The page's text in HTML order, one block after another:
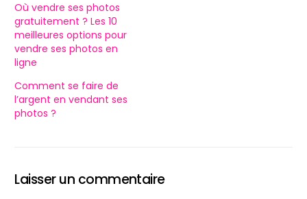
Où vendre ses photos
gratuitement ? Les 10
meilleures options pour
vendre ses photos en
ligne
Comment se faire de
l’argent en vendant ses
photos ?
Laisser un commentaire